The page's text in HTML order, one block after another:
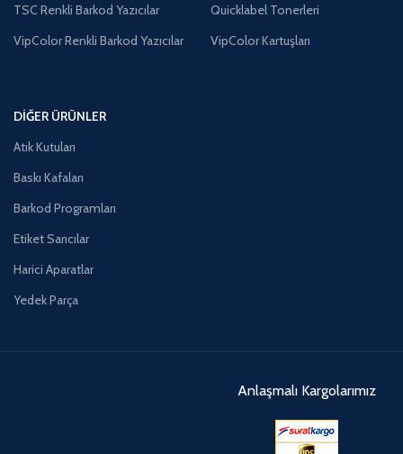
TSC Renkli Barkod Yazıcılar
VipColor Renkli Barkod Yazıcılar
Quicklabel Tonerleri
VipColor Kartuşları
DIĞER ÜRÜNLER
Atık Kutuları
Baskı Kafaları
Barkod Programları
Etiket Sarıcılar
Harici Aparatlar
Yedek Parça
Anlaşmalı Kargolarımız